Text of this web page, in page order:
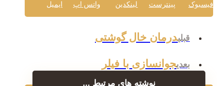
فیسبوک پینترست لینکدین واتس اپ ایمیل
قبلیدرمان خال گوشتی
بعدیجوانسازی با فیلر
نوشته های مرتبط ...